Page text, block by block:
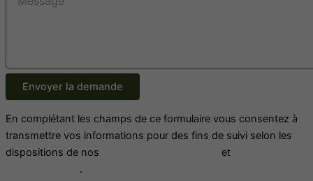
Envoyer la demande
En complétant les champs de ce formulaire vous consentez à
transmettre vos informations pour des fins de suivi selon les
dispositions de nos
et
.